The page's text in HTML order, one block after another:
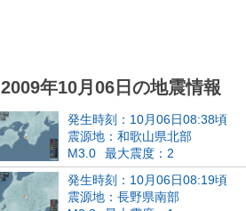
2009年10月06日の地震情報
発生時刻：10月06日08:38頃
震源地：和歌山県北部
M3.0
最大震度：2
発生時刻：10月06日08:19頃
震源地：長野県南部